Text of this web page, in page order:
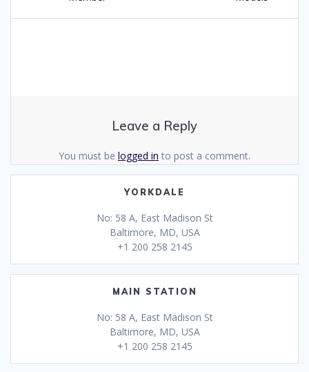
Leave a Reply
You must be logged in to post a comment.
YORKDALE
No: 58 A, East Madison St
Baltimore, MD, USA
+1 200 258 2145
MAIN STATION
No: 58 A, East Madison St
Baltimore, MD, USA
+1 200 258 2145